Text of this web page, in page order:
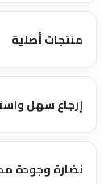
منتجات أصلية
إرجاع سهل
نضارة وجودة